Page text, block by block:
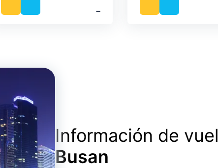
‐
Información de
Busan